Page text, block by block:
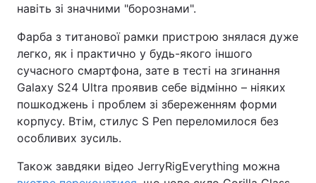
навіть зі значними "борознами".
Фарба з титанової рамки пристрою знялася дуже
легко, як і практично у будь-якого іншого
сучасного смартфона, зате в тесті на згинання
Galaxy S24 Ultra проявив себе відмінно – ніяких
пошкоджень і проблем зі збереженням форми
корпусу. Втім, стилус S Pen переломилося без
особливих зусиль.
Також завдяки відео JerryRigEverything можна